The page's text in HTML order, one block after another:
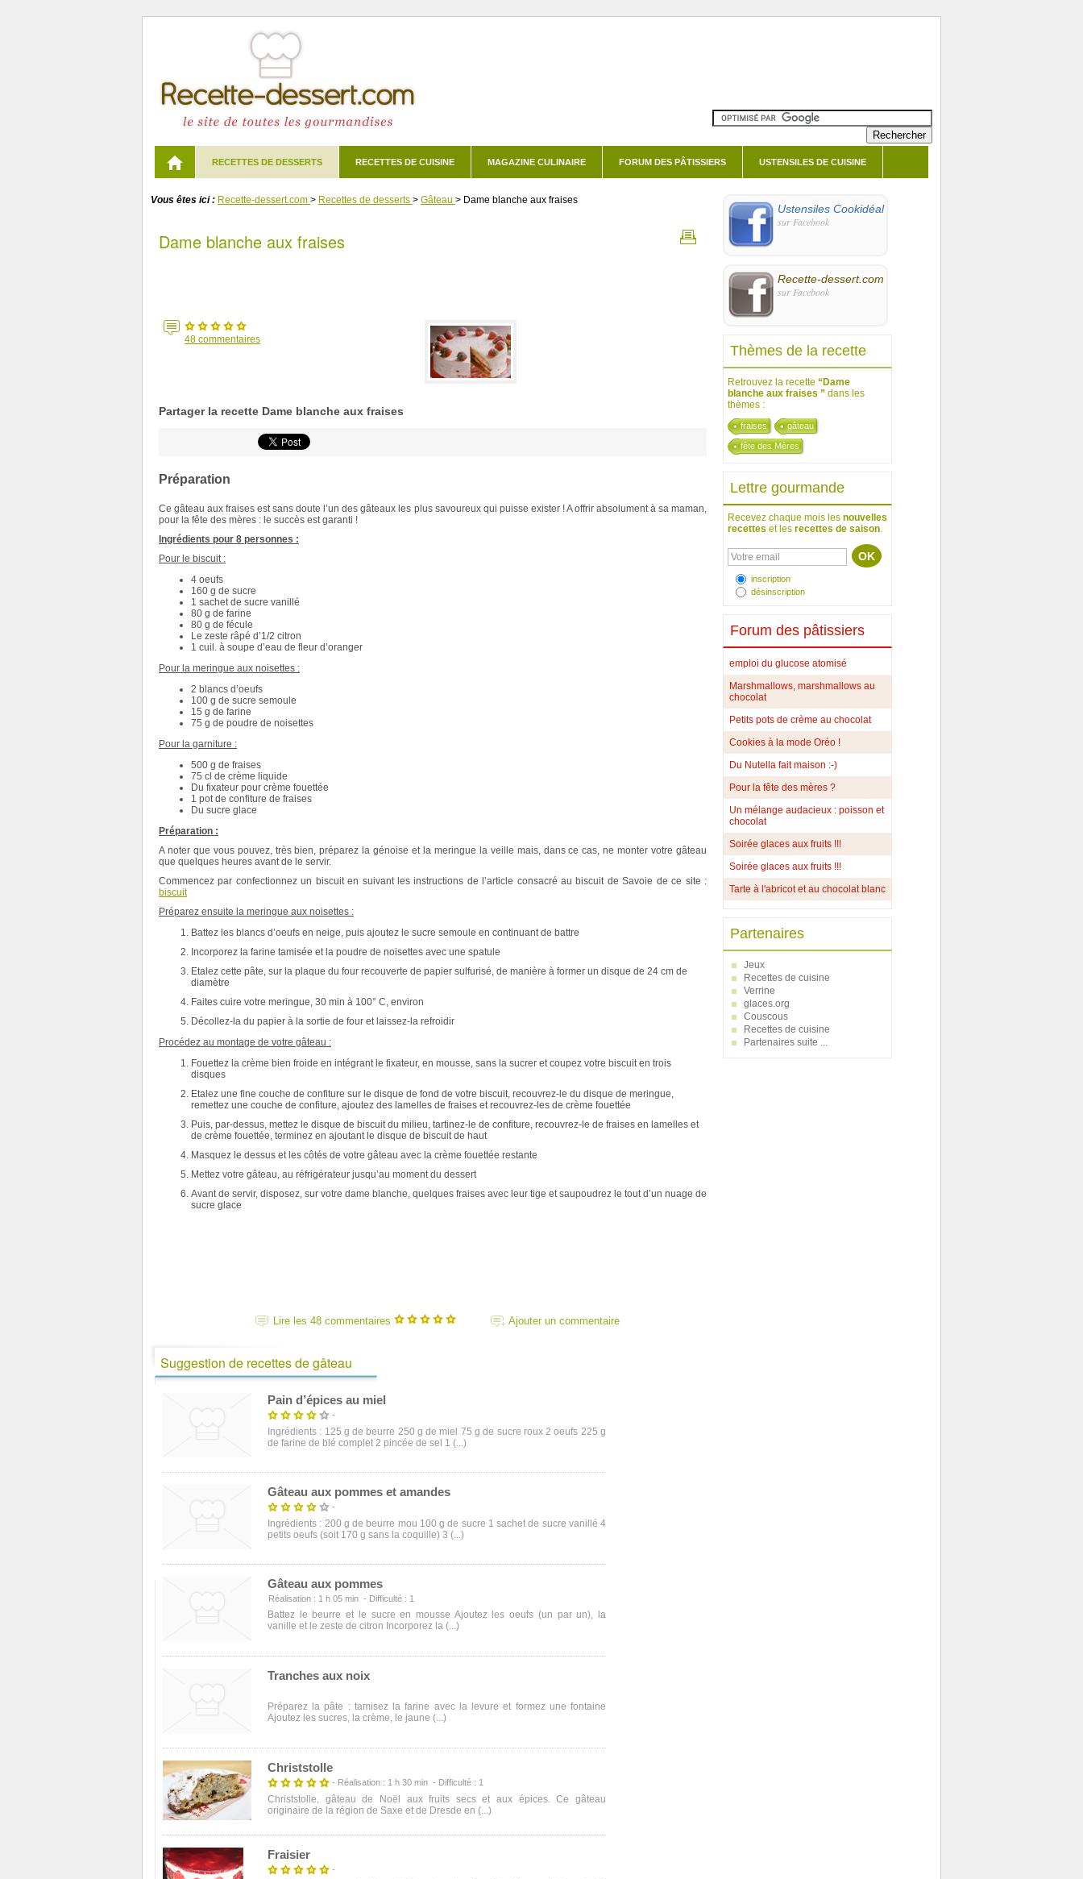
RECETTES DE DESSERTS RECETTES DE CUISINE MAGAZINE CULINAIRE FORUM DES PÂTISSIERS USTENSILES DE CUISINE
Vous êtes ici : Recette-dessert.com > Recettes de desserts > Gâteau > Dame blanche aux fraises
Dame blanche aux fraises
48 commentaires
Partager la recette Dame blanche aux fraises
Préparation
Ce gâteau aux fraises est sans doute l’un des gâteaux les plus savoureux qui puisse exister ! A offrir absolument à sa maman,
pour la fête des mères : le succès est garanti !
Ingrédients pour 8 personnes :
Pour le biscuit :
4 oeufs
160 g de sucre
1 sachet de sucre vanillé
80 g de farine
80 g de fécule
Le zeste râpé d’1/2 citron
1 cuil. à soupe d’eau de fleur d’oranger
Pour la meringue aux noisettes :
2 blancs d’oeufs
100 g de sucre semoule
15 g de farine
75 g de poudre de noisettes
Pour la garniture :
500 g de fraises
75 cl de crème liquide
Du fixateur pour crème fouettée
1 pot de confiture de fraises
Du sucre glace
Préparation :
A noter que vous pouvez, très bien, préparez la génoise et la meringue la veille mais, dans ce cas, ne monter votre gâteau
que quelques heures avant de le servir.
Commencez par confectionnez un biscuit en suivant les instructions de l’article consacré au biscuit de Savoie de ce site :
biscuit
Préparez ensuite la meringue aux noisettes :
Battez les blancs d’oeufs en neige, puis ajoutez le sucre semoule en continuant de battre
Incorporez la farine tamisée et la poudre de noisettes avec une spatule
Etalez cette pâte, sur la plaque du four recouverte de papier sulfurisé, de manière à former un disque de 24 cm de
diamètre
Faites cuire votre meringue, 30 min à 100° C, environ
Décollez-la du papier à la sortie de four et laissez-la refroidir
Procédez au montage de votre gâteau :
Fouettez la crème bien froide en intégrant le fixateur, en mousse, sans la sucrer et coupez votre biscuit en trois
disques
Etalez une fine couche de confiture sur le disque de fond de votre biscuit, recouvrez-le du disque de meringue,
remettez une couche de confiture, ajoutez des lamelles de fraises et recouvrez-les de crème fouettée
Puis, par-dessus, mettez le disque de biscuit du milieu, tartinez-le de confiture, recouvrez-le de fraises en lamelles et
de crème fouettée, terminez en ajoutant le disque de biscuit de haut
Masquez le dessus et les côtés de votre gâteau avec la crème fouettée restante
Mettez votre gâteau, au réfrigérateur jusqu’au moment du dessert
Avant de servir, disposez, sur votre dame blanche, quelques fraises avec leur tige et saupoudrez le tout d’un nuage de
sucre glace
Lire les 48 commentaires Ajouter un commentaire
Suggestion de recettes de gâteau
Pain d’épices au miel
-
Ingrédients : 125 g de beurre 250 g de miel 75 g de sucre roux 2 oeufs 225 g
de farine de blé complet 2 pincée de sel 1 (...)
Gâteau aux pommes et amandes
-
Ingrédients : 200 g de beurre mou 100 g de sucre 1 sachet de sucre vanillé 4
petits oeufs (soit 170 g sans la coquille) 3 (...)
Gâteau aux pommes
Réalisation : 1 h 05 min - Difficulté : 1
Battez le beurre et le sucre en mousse Ajoutez les oeufs (un par un), la
vanille et le zeste de citron Incorporez la (...)
Tranches aux noix
Préparez la pâte : tamisez la farine avec la levure et formez une fontaine
Ajoutez les sucres, la crème, le jaune (...)
Christstolle
- Réalisation : 1 h 30 min - Difficulté : 1
Christstolle, gâteau de Noël aux fruits secs et aux épices. Ce gâteau
originaire de la région de Saxe et de Dresde en (...)
Fraisier
-
Ustensiles Cookidéal
sur Facebook
Recette-dessert.com
sur Facebook
Thèmes de la recette
Retrouvez la recette “Dame
blanche aux fraises ” dans les
thèmes :
fraises gâteau
fête des Mères
Lettre gourmande
Recevez chaque mois les nouvelles
recettes et les recettes de saison.
inscription
désinscription
Forum des pâtissiers
emploi du glucose atomisé
Marshmallows, marshmallows au
chocolat
Petits pots de crème au chocolat
Cookies à la mode Oréo !
Du Nutella fait maison :-)
Pour la fête des mères ?
Un mélange audacieux : poisson et
chocolat
Soirée glaces aux fruits !!!
Soirée glaces aux fruits !!!
Tarte à l'abricot et au chocolat blanc
Partenaires
Jeux
Recettes de cuisine
Verrine
glaces.org
Couscous
Recettes de cuisine
Partenaires suite ...